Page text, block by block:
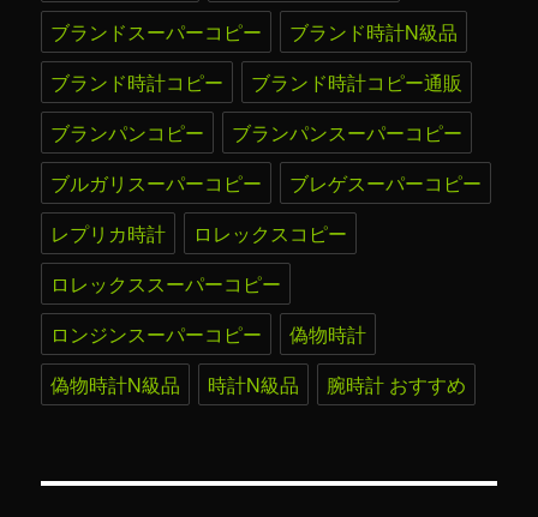
ブランドスーパーコピー
ブランド時計N級品
ブランド時計コピー
ブランド時計コピー通販
ブランパンコピー
ブランパンスーパーコピー
ブルガリスーパーコピー
ブレゲスーパーコピー
レプリカ時計
ロレックスコピー
ロレックススーパーコピー
ロンジンスーパーコピー
偽物時計
偽物時計N級品
時計N級品 腕時計 おすすめ